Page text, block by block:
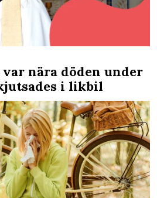
var nära döden under
i likbil